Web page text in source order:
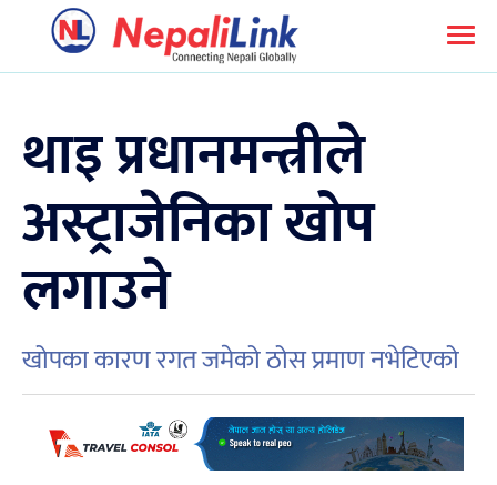
थाइ प्रधानमन्त्रीले
अस्ट्राजेनिका खोप
लगाउने
खोपका कारण रगत जमेको ठोस प्रमाण नभेटिएको